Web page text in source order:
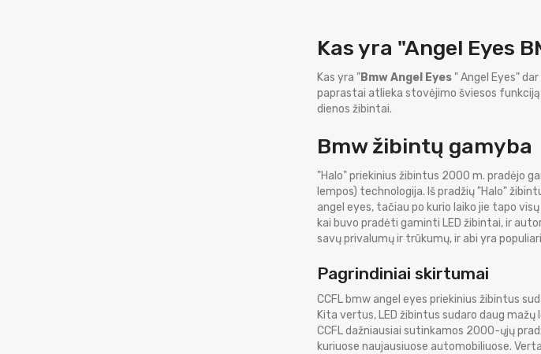
Kas yra "Angel Eyes
Kas yra "Bmw Angel Eyes " Angel Eyes"
paprastai atlieka stovėjimo šviesos funkciją
dienos žibintai.
Bmw žibintų gamyba
"Halo" priekinius žibintus 2000 m. pradėjo
lempos) technologija. Iš pradžių "Halo"
angel eyes, tačiau po kurio laiko jie tapo
kai buvo pradėti gaminti LED žibintai, ir
savų privalumų ir trūkumų, ir abi yra
Pagrindiniai skirtumai
CCFL bmw angel eyes priekinius žibintus
Kita vertus, LED žibintus sudaro daug
CCFL dažniausiai sutinkamos 2000-ųjų
kuriuose naujausiuose automobiliuose.